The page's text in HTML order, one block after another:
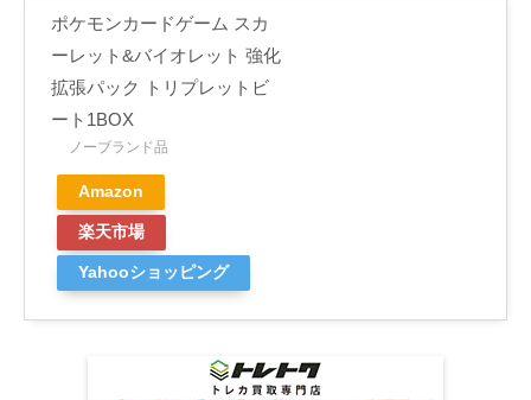
ポケモンカードゲーム スカ
ーレット&バイオレット 強化
拡張パック トリプレットビ
ート1BOX
ノーブランド品
Amazon
楽天市場
Yahooショッピング